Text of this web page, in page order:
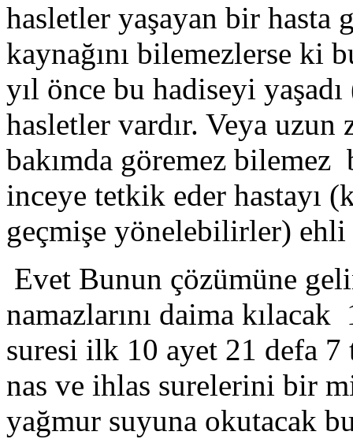
hasletler yaşayan bir hasta
kaynağını bilemezlerse ki
yıl önce bu hadiseyi
hasletler vardır. Veya
bakımda göremez
inceye tetkik eder hastayı
geçmişe yönelebilirler) ehli
Evet Bunun çözümüne
namazlarını daima
suresi ilk 10 ayet 21 defa
nas ve ihlas surelerini bir
yağmur suyuna okutacak